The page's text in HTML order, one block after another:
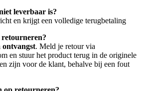
leverbaar is?
en krijgt een volledige terugbetaling
ontvangst. Meld je retour via
en stuur het product terug in de originele
zijn voor de klant, behalve bij een fout